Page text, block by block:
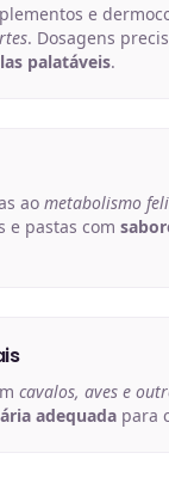
e
. Dosagens
palatáveis.
ao metabolismo
e pastas com
cavalos, aves e
adequada para